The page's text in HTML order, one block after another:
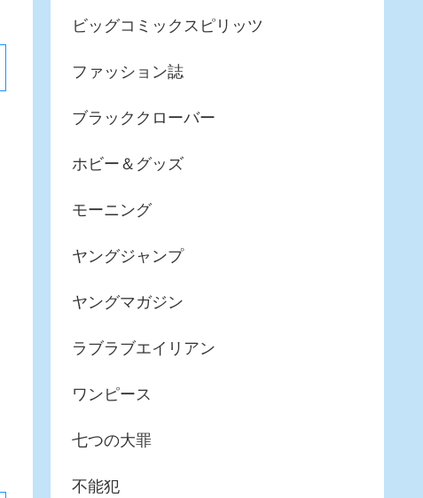
ビッグコミックスピリッツ
ファッション誌
ブラッククローバー
ホビー＆グッズ
モーニング
ヤングジャンプ
ヤングマガジン
ラブラブエイリアン
ワンピース
七つの大罪
不能犯